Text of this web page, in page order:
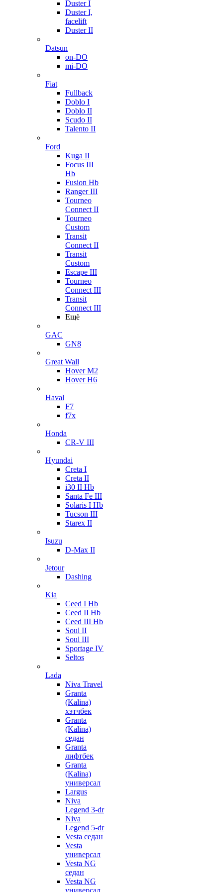
Duster I
Duster I,
facelift
Duster II
Datsun
on-DO
mi-DO
Fiat
Fullback
Doblo I
Doblo II
Scudo II
Talento II
Ford
Kuga II
Focus III
Hb
Fusion Hb
Ranger III
Tourneo
Connect II
Tourneo
Custom
Transit
Connect II
Transit
Custom
Escape III
Tourneo
Connect III
Transit
Connect III
Ещё
GAC
GN8
Great Wall
Hover M2
Hover H6
Haval
F7
f7x
Honda
CR-V III
Hyundai
Creta I
Creta II
i30 II Hb
Santa Fe III
Solaris I Hb
Tucson III
Starex II
Isuzu
D-Max II
Jetour
Dashing
Kia
Ceed I Hb
Ceed II Hb
Ceed III Hb
Soul II
Soul III
Sportage IV
Seltos
Lada
Niva Travel
Granta
(Kalina)
хэтчбек
Granta
(Kalina)
седан
Granta
лифтбек
Granta
(Kalina)
универсал
Largus
Niva
Legend 3-dr
Niva
Legend 5-dr
Vesta седан
Vesta
универсал
Vesta NG
седан
Vesta NG
универсал